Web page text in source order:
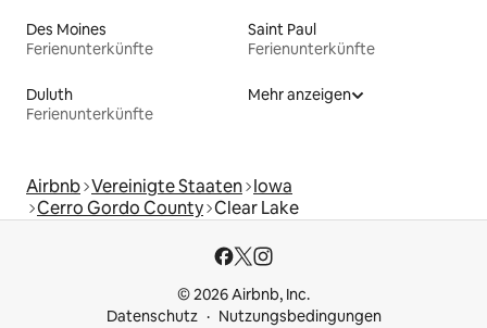
Des Moines
Ferienunterkünfte
Saint Paul
Ferienunterkünfte
Duluth
Ferienunterkünfte
Mehr anzeigen
Airbnb Vereinigte Staaten Iowa
Cerro Gordo County Clear Lake
© 2026 Airbnb, Inc.
Datenschutz
Nutzungsbedingungen